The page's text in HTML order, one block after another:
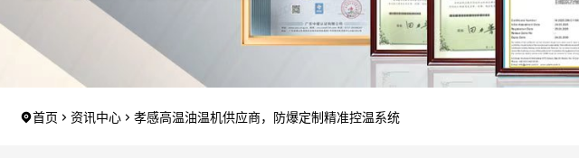
首页 资讯中心 孝感高温油温机供应商，防爆定制精准控温系统